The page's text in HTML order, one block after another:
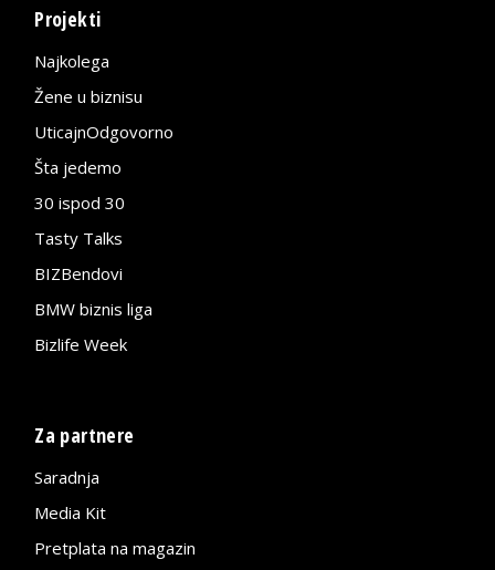
Projekti
Najkolega
Žene u biznisu
UticajnOdgovorno
Šta jedemo
30 ispod 30
Tasty Talks
BIZBendovi
BMW biznis liga
Bizlife Week
Za partnere
Saradnja
Media Kit
Pretplata na magazin